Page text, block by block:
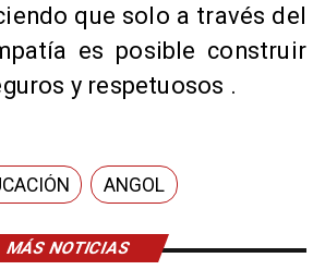
MÁS NOTICIAS
que solo a través del
es posible construir
y respetuosos .
ANGOL